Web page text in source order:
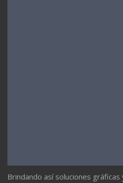
Brindando así soluciones